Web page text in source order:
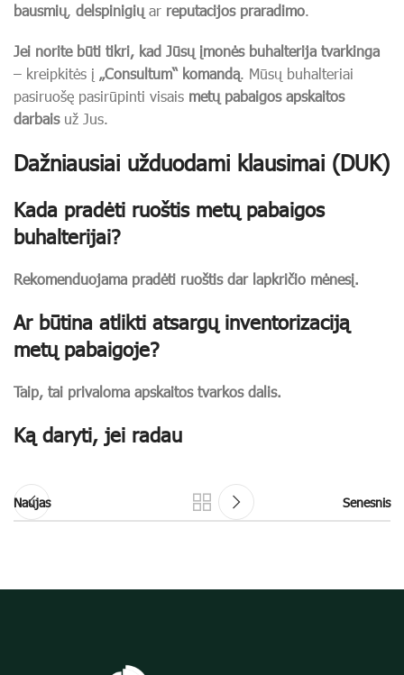
bausmių, delspinigių ar reputacijos praradimo.
Jei norite būti tikri, kad Jūsų įmonės buhalterija tvarkinga
– kreipkitės į „Consultum“ komandą. Mūsų buhalteriai
pasiruošę pasirūpinti visais metų pabaigos apskaitos
darbaisuž Jus.
Dažniausiai užduodami klausimai (DUK)
Kada pradėti ruoštis metų pabaigos
buhalterijai?
Rekomenduojama pradėti ruoštis dar lapkričio mėnesį.
Ar būtina atlikti atsargų inventorizaciją
metų pabaigoje?
Taip, tai privaloma apskaitos tvarkos dalis.
Ką daryti, jei radau
Naujas Senesnis